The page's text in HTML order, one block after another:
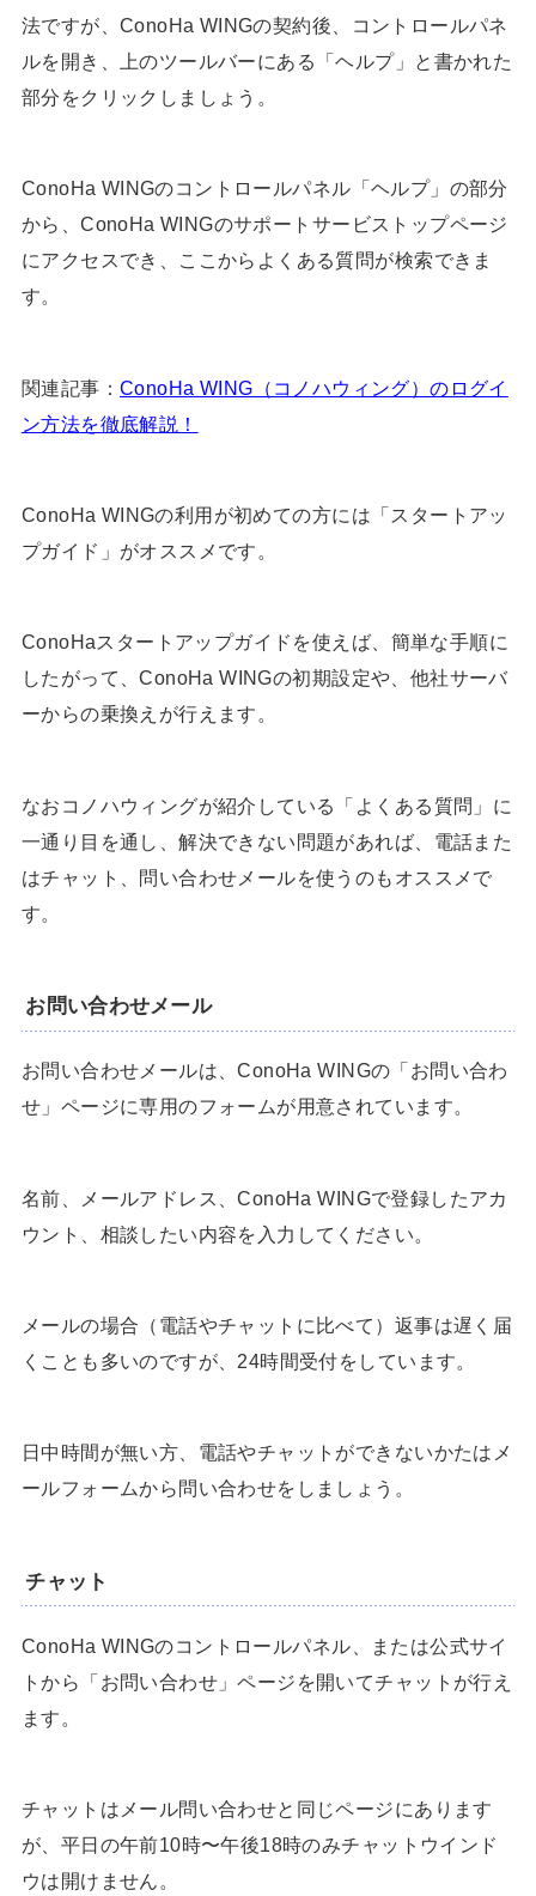
法ですが、ConoHa WINGの契約後、コントロールパネ
ルを開き、上のツールバーにある「ヘルプ」と書かれた
部分をクリックしましょう。
ConoHa WINGのコントロールパネル「ヘルプ」の部分
から、ConoHa WINGのサポートサービストップページ
にアクセスでき、ここからよくある質問が検索できま
す。
関連記事： ConoHa WING（コノハウィング）のログイ
ン方法を徹底解説！
ConoHa WINGの利用が初めての方には「スタートアッ
プガイド」がオススメです。
ConoHaスタートアップガイドを使えば、簡単な手順に
したがって、ConoHa WINGの初期設定や、他社サーバ
ーからの乗換えが行えます。
なおコノハウィングが紹介している「よくある質問」に
一通り目を通し、解決できない問題があれば、電話また
はチャット、問い合わせメールを使うのもオススメで
す。
お問い合わせメール
お問い合わせメールは、ConoHa WINGの「お問い合わ
せ」ページに専用のフォームが用意されています。
名前、メールアドレス、ConoHa WINGで登録したアカ
ウント、相談したい内容を入力してください。
メールの場合（電話やチャットに比べて）返事は遅く届
くことも多いのですが、24時間受付をしています。
日中時間が無い方、電話やチャットができないかたはメ
ールフォームから問い合わせをしましょう。
チャット
ConoHa WINGのコントロールパネル、または公式サイ
トから「お問い合わせ」ページを開いてチャットが行え
ます。
チャットはメール問い合わせと同じページにあります
が、平日の午前10時〜午後18時のみチャットウインド
ウは開けません。